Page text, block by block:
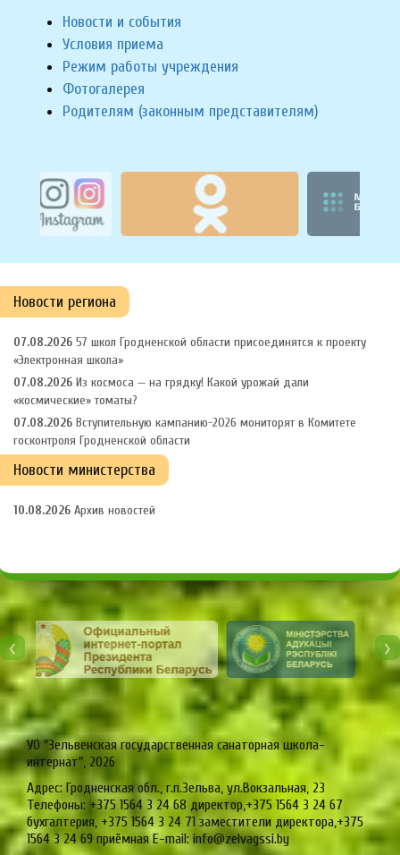
Новости и события
Условия приема
Режим работы учреждения
Фотогалерея
Родителям (законным представителям)
Новости региона
07.08.2026 57 школ Гродненской области присоединятся к проекту
«Электронная школа»
07.08.2026 Из космоса — на грядку! Какой урожай дали
«космические» томаты?
07.08.2026 ️️Вступительную кампанию-2026 мониторят в Комитете
госконтроля Гродненской области
Новости министерства
10.08.2026 Архив новостей
‹ ›
УО "Зельвенская государственная санаторная школа-
интернат", 2026
Адрес: Гродненская обл., г.п.Зельва, ул.Вокзальная, 23
Телефоны: +375 1564 3 24 68 директор,+375 1564 3 24 67
бухгалтерия, +375 1564 3 24 71 заместители директора,+375
1564 3 24 69 приёмная E-mail: info@zelvagssi.by